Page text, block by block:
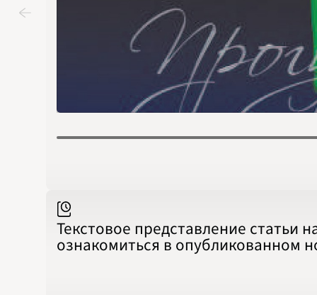
Текстовое представление статьи
ознакомиться в опубликованном